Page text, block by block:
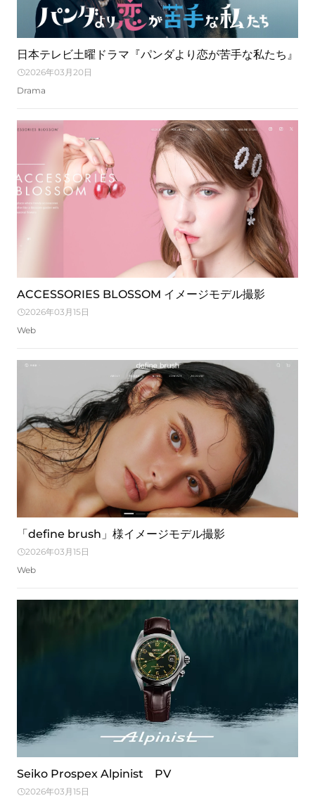
日本テレビ土曜ドラマ『パンダより恋が苦手な私たち』
2026年03月20日
Drama
ACCESSORIES BLOSSOM イメージモデル撮影
2026年03月15日
Web
「define brush」様イメージモデル撮影
2026年03月15日
Web
Seiko Prospex Alpinist PV
2026年03月15日